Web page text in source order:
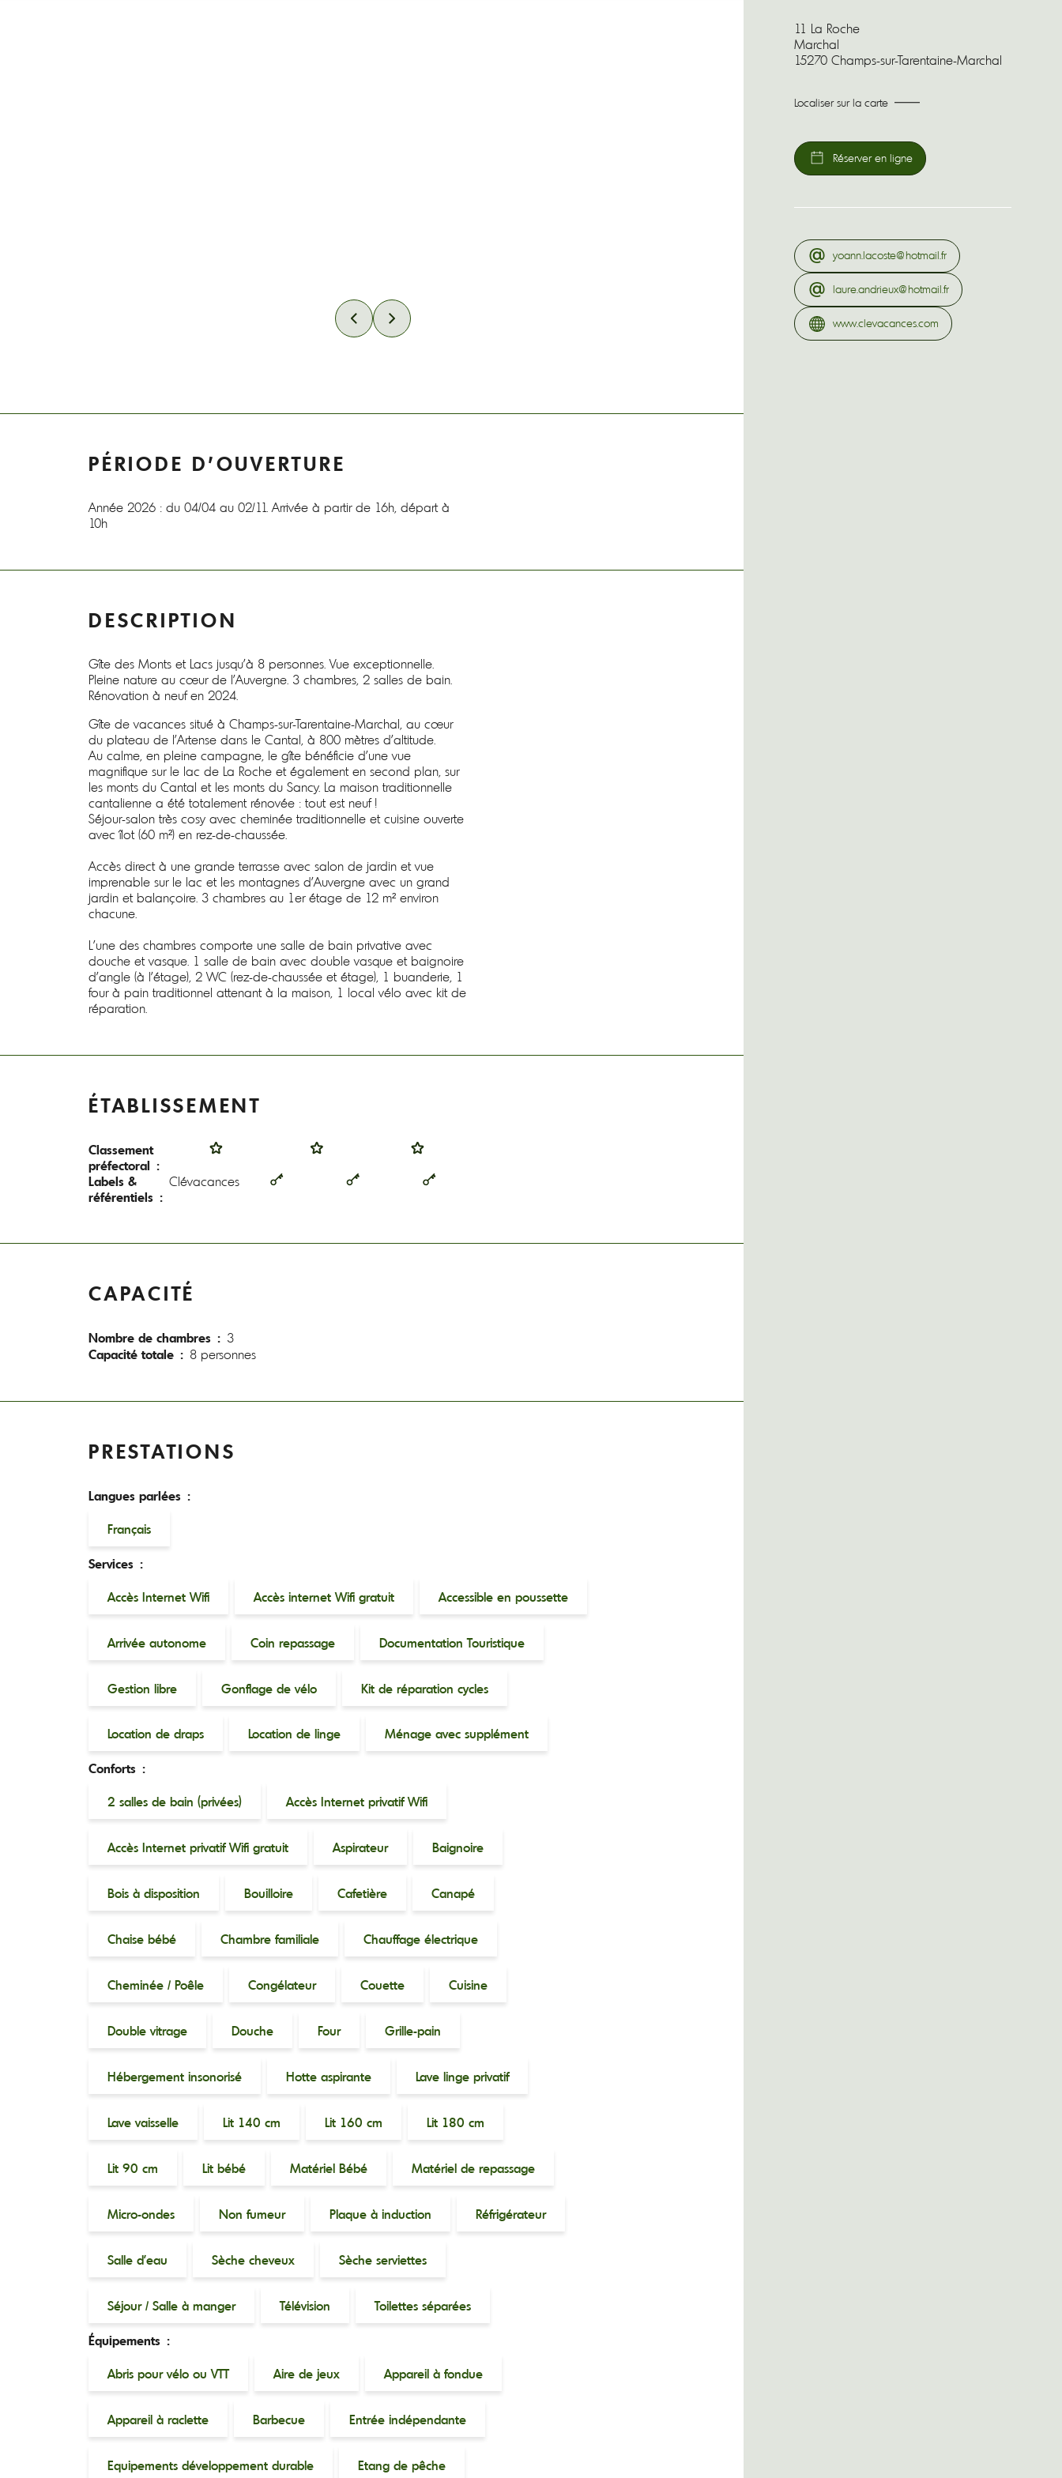
PÉRIODE D'OUVERTURE
Année 2026 : du 04/04 au 02/11. Arrivée à partir de 16h, départ à
10h
DESCRIPTION
Gîte des Monts et Lacs jusqu'à 8 personnes. Vue exceptionnelle.
Pleine nature au cœur de l'Auvergne. 3 chambres, 2 salles de bain.
Rénovation à neuf en 2024.
Gîte de vacances situé à Champs-sur-Tarentaine-Marchal, au cœur
du plateau de l'Artense dans le Cantal, à 800 mètres d'altitude.
Au calme, en pleine campagne, le gîte bénéficie d'une vue
magnifique sur le lac de La Roche et également en second plan, sur
les monts du Cantal et les monts du Sancy. La maison traditionnelle
cantalienne a été totalement rénovée : tout est neuf !
Séjour-salon très cosy avec cheminée traditionnelle et cuisine ouverte
avec îlot (60 m²) en rez-de-chaussée.
Accès direct à une grande terrasse avec salon de jardin et vue
imprenable sur le lac et les montagnes d'Auvergne avec un grand
jardin et balançoire. 3 chambres au 1er étage de 12 m² environ
chacune.
L'une des chambres comporte une salle de bain privative avec
douche et vasque. 1 salle de bain avec double vasque et baignoire
d'angle (à l'étage), 2 WC (rez-de-chaussée et étage), 1 buanderie, 1
four à pain traditionnel attenant à la maison, 1 local vélo avec kit de
réparation.
ÉTABLISSEMENT
Classement
préfectoral :
Labels &
référentiels :
Clévacances
CAPACITÉ
Nombre de chambres : 3
Capacité totale : 8 personnes
PRESTATIONS
Langues parlées :
Français
Services :
Accès Internet Wifi Accès internet Wifi gratuit Accessible en poussette
Arrivée autonome Coin repassage Documentation Touristique
Gestion libre Gonflage de vélo Kit de réparation cycles
Location de draps Location de linge Ménage avec supplément
Conforts :
2 salles de bain (privées) Accès Internet privatif Wifi
Accès Internet privatif Wifi gratuit Aspirateur Baignoire
Bois à disposition Bouilloire Cafetière Canapé
Chaise bébé Chambre familiale Chauffage électrique
Cheminée / Poêle Congélateur Couette Cuisine
Double vitrage Douche Four Grille-pain
Hébergement insonorisé Hotte aspirante Lave linge privatif
Lave vaisselle Lit 140 cm Lit 160 cm Lit 180 cm
Lit 90 cm Lit bébé Matériel Bébé Matériel de repassage
Micro-ondes Non fumeur Plaque à induction Réfrigérateur
Salle d'eau Sèche cheveux Sèche serviettes
Séjour / Salle à manger Télévision Toilettes séparées
Équipements :
Abris pour vélo ou VTT Aire de jeux Appareil à fondue
Appareil à raclette Barbecue Entrée indépendante
Equipements développement durable Etang de pêche
11 La Roche
Marchal
15270 Champs-sur-Tarentaine-Marchal
Localiser sur la carte
Réserver en ligne
yoann.lacoste@hotmail.fr
laure.andrieux@hotmail.fr
www.clevacances.com